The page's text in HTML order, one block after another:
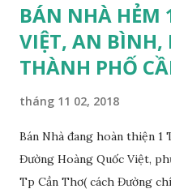
BÁN NHÀ HẺM
VIỆT, AN BÌNH,
THÀNH PHỐ
tháng 11 02, 2018
Bán Nhà đang hoàn thiện 1
Đường Hoàng Quốc Việt,
Tp Cần Thơ( cách Đường